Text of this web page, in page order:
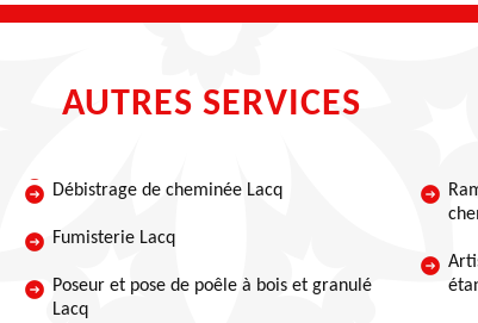
AUTRES SERVICES
Débistrage de cheminée Lacq
Fumisterie Lacq
Poseur et pose de poêle à bois et granulé
Lacq